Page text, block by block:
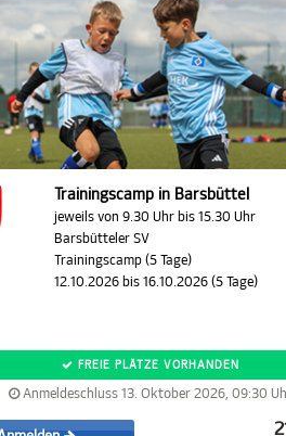
Trainingscamp in Barsbüttel
jeweils von 9.30 Uhr bis 15.30 Uhr
Barsbütteler SV
Trainingscamp (5 Tage)
12.10.2026 bis 16.10.2026 (5 Tage)
FREIE PLÄTZE VORHANDEN
Anmeldeschluss 13. Oktober 2026, 09:30